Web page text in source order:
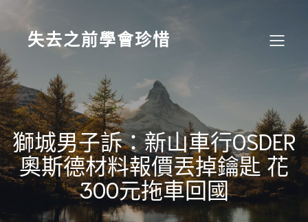
content
失去之前學會珍惜
獅城男子訴：新山車行OSDER
奧斯德材料報價丟掉鑰匙 花
300元拖車回國